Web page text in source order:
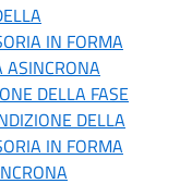
IN FORMA
ASINCRONA
DELLA FASE
DELLA
IN FORMA